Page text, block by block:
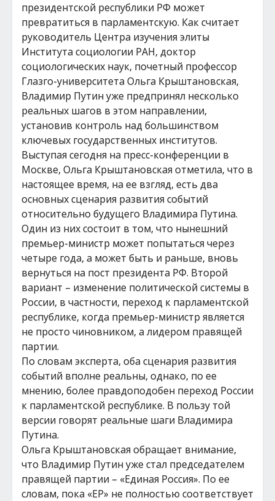
президентской республики РФ может
превратиться в парламентскую. Как считает
руководитель Центра изучения элиты
Института социологии РАН, доктор
социологических наук, почетный профессор
Глазго-университета Ольга Крыштановская,
Владимир Путин уже предпринял несколько
реальных шагов в этом направлении,
установив контроль над большинством
ключевых государственных институтов.
Выступая сегодня на пресс-конференции в
Москве, Ольга Крыштановская отметила, что в
настоящее время, на ее взгляд, есть два
основных сценария развития событий
относительно будущего Владимира Путина.
Один из них состоит в том, что нынешний
премьер-министр может попытаться через
четыре года, а может быть и раньше, вновь
вернуться на пост президента РФ. Второй
вариант – изменение политической системы в
России, в частности, переход к парламентской
республике, когда премьер-министр является
не просто чиновником, а лидером правящей
партии.
По словам эксперта, оба сценария развития
событий вполне реальны, однако, по ее
мнению, более правдоподобен переход России
к парламентской республике. В пользу той
версии говорят реальные шаги Владимира
Путина.
Ольга Крыштановская обращает внимание,
что Владимир Путин уже стал председателем
правящей партии – «Единая Россия». По ее
словам, пока «ЕР» не полностью соответствует